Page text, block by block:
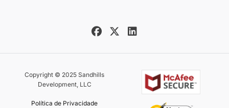
Copyright © 2025 Sandhills
Development, LLC
Política de Privacidade